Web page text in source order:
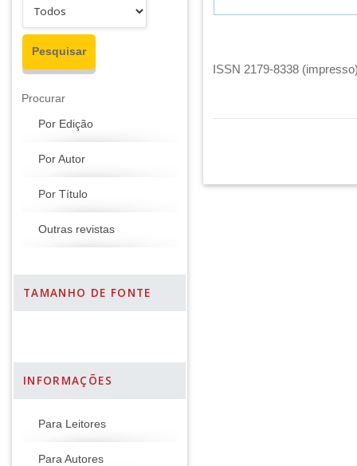
Procurar
Por Edição
Por Autor
Por Título
Outras revistas
TAMANHO DE FONTE
INFORMAÇÕES
Para Leitores
Para Autores
ISSN 2179-8338